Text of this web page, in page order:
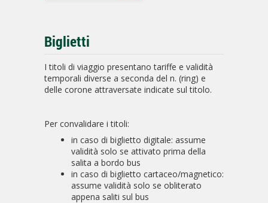
Biglietti
I titoli di viaggio presentano tariffe e validità
temporali diverse a seconda del n. (ring) e
delle corone attraversate indicate sul titolo.
Per convalidare i titoli:
in caso di biglietto digitale: assume
validità solo se attivato prima della
salita a bordo bus
in caso di biglietto cartaceo/magnetico:
assume validità solo se obliterato
appena saliti sul bus